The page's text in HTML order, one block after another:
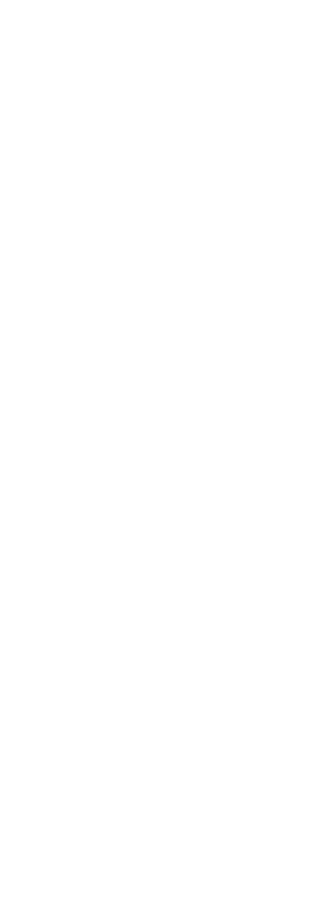
mais pas n'importe
sms, notifications
et autres
de manière à conserver l'accès
pas, la déconnexion se fait
de cette déconnexion.
montrer à quel point vous
allemand, la version française
Noise
au sommeil et à la détente afin
votre disposition, ainsi que
également la possibilité de créer
de faibles intensités
complète à moins de 2€ et
de 1€ sur iTunes).